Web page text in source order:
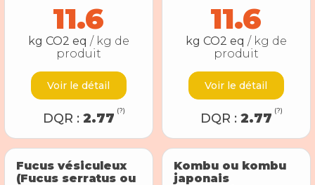
11.6
kg CO2 eq / kg de
produit
Voir le détail
DQR : 2.77
(?)
11.6
kg CO2 eq / kg de
produit
Voir le détail
DQR : 2.77
(?)
Fucus vésiculeux
(Fucus serratus ou
Kombu ou kombu
japonais